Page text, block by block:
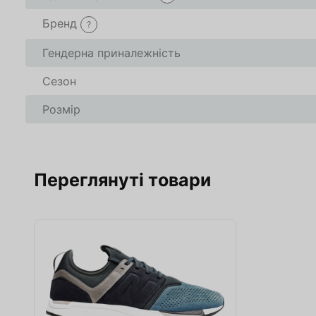
Бренд ?
Гендерна приналежність
Сезон
Розмір
Переглянуті товари